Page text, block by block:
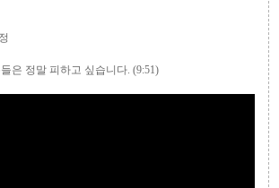
은 정말 피하고 싶습니다. (9:51)